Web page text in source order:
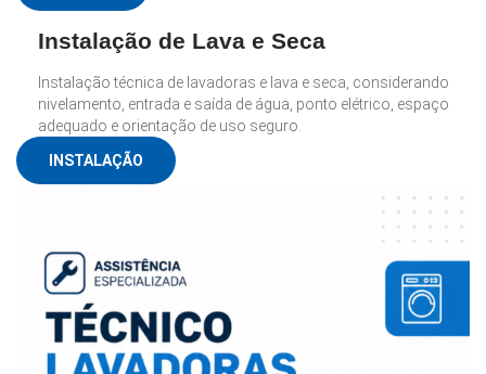
Instalação de Lava e Seca
Instalação técnica de lavadoras e lava e seca, considerando
nivelamento, entrada e saída de água, ponto elétrico, espaço
adequado e orientação de uso seguro.
INSTALAÇÃO